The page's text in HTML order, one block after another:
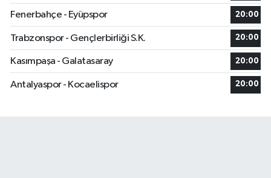
Fenerbahçe - Eyüpspor 20:00
Trabzonspor - Gençlerbirliği S.K. 20:00
Kasımpaşa - Galatasaray 20:00
Antalyaspor - Kocaelispor 20:00